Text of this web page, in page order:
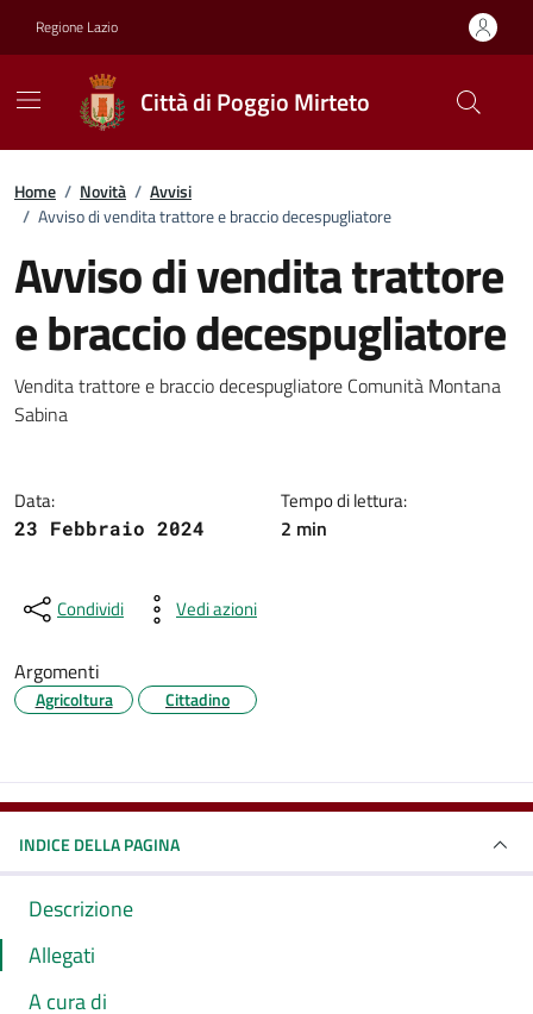
Regione Lazio
Città di Poggio Mirteto
Home / Novità / Avvisi
/ Avviso di vendita trattore e braccio decespugliatore
Avviso di vendita trattore
e braccio decespugliatore
Dettagli della notizia
Vendita trattore e braccio decespugliatore Comunità Montana
Sabina
Data:
23 Febbraio 2024
Tempo di lettura:
2 min
Condividi Vedi azioni
Argomenti
Agricoltura Cittadino
INDICE DELLA PAGINA
Descrizione
Allegati
A cura di